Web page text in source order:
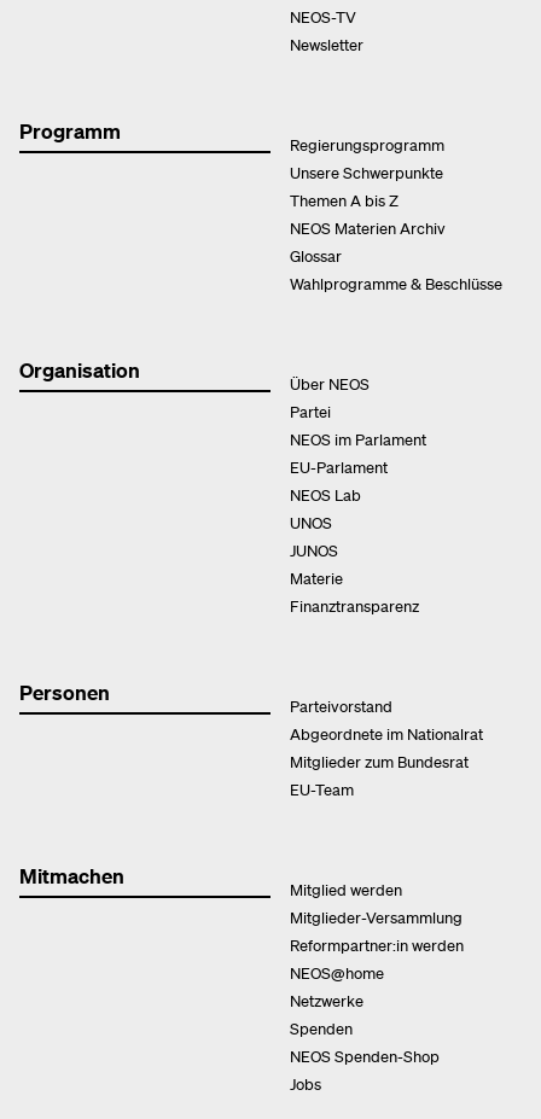
NEOS-TV
Newsletter
Programm
Regierungsprogramm
Unsere Schwerpunkte
Themen A bis Z
NEOS Materien Archiv
Glossar
Wahlprogramme & Beschlüsse
Organisation
Über NEOS
Partei
NEOS im Parlament
EU-Parlament
NEOS Lab
UNOS
JUNOS
Materie
Finanztransparenz
Personen
Parteivorstand
Abgeordnete im Nationalrat
Mitglieder zum Bundesrat
EU-Team
Mitmachen
Mitglied werden
Mitglieder-Versammlung
Reformpartner:in werden
NEOS@home
Netzwerke
Spenden
NEOS Spenden-Shop
Jobs